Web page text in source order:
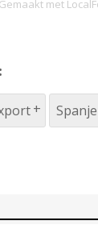
Spanje